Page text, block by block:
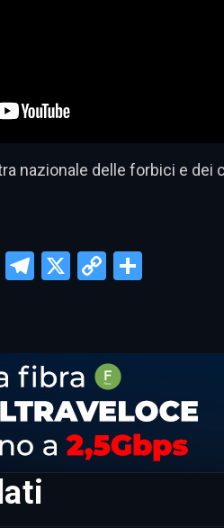
nazionale delle forbici e dei
Telegram
X Copy